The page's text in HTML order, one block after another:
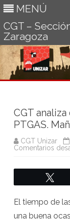
MENÚ
CGT –
Zaragoza
CGT
PTGAS.
CGT Unizar
Comentarios
El tiempo de
una buena